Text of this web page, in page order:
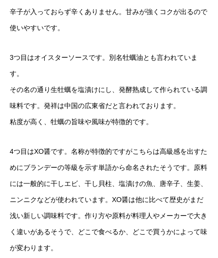
辛子が入っておらず辛くありません。甘みが強くコクが出るので
使いやすいです。
3つ目はオイスターソースです。別名牡蠣油とも言われていま
す。
その名の通り生牡蠣を塩漬けにし、発酵熟成して作られている調
味料です。発祥は中国の広東省だと言われております。
粘度が高く、牡蠣の旨味や風味が特徴的です。
4つ目はXO醤です。名称が特徴的ですがこちらは高級感を出すた
めにブランデーの等級を示す単語から命名されたそうです。原料
には一般的に干しエビ、干し貝柱、塩漬けの魚、唐辛子、生姜、
ニンニクなどが使われています。XO醤は他に比べて歴史がまだ
浅い新しい調味料です。作り方や原料が料理人やメーカーで大き
く違いがあるそうで、どこで食べるか、どこで買うかによって味
が変わります。